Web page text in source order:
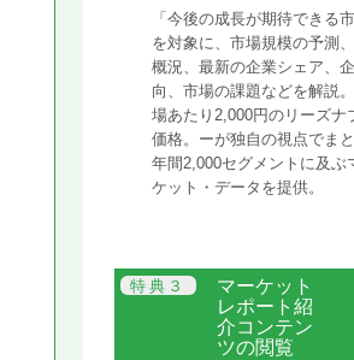
「今後の成長が期待できる市
を対象に、市場規模の予測
概況、最新の企業シェア、
向、市場の課題などを解説
場あたり2,000円のリーズナ
価格。ーが独自の視点でまと
年間2,000セグメントに及ぶ
ケット・データを提供。
マーケット
レポート紹
介コンテン
ツの閲覧